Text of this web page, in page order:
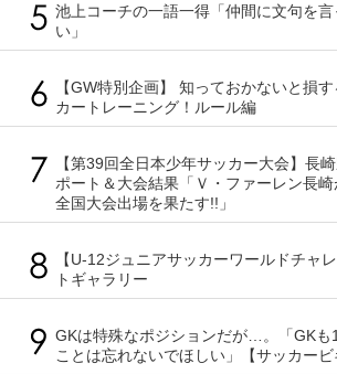
池上コーチの一語一得「仲間に文句を
い」
【GW特別企画】 知っておかないと損
カートレーニング！ルール編
【第39回全日本少年サッカー大会】長
ポート＆大会結果「Ｖ・ファーレン長
全国大会出場を果たす!!」
【U-12ジュニアサッカーワールドチャ
トギャラリー
GKは特殊なポジションだが…。「GKも
ことは忘れないでほしい」【サッカービ